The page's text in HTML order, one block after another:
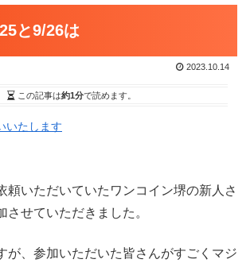
と9/26は
2023.10.14
この記事は約1分で読めます。
いたします
頼いただいていたワンコイン堺の新人さ
させていただきました。
が、参加いただいた皆さんがすごくマジ